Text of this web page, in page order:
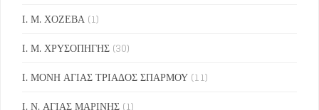
Ι. Μ. ΧΟΖΕΒΑ (1)
Ι. Μ. ΧΡΥΣΟΠΗΓΗΣ (30)
Ι. ΜΟΝΗ ΑΓΙΑΣ ΤΡΙΑΔΟΣ ΣΠΑΡΜΟΥ (11)
Ι. Ν. ΑΓΙΑΣ ΜΑΡΙΝΗΣ (1)